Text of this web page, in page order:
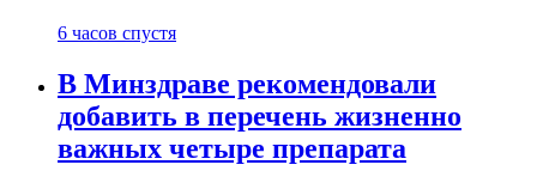
6 часов спустя
В Минздраве рекомендовали
добавить в перечень жизненно
важных четыре препарата